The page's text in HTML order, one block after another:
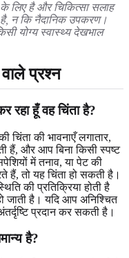
लिए है और चिकित्सा सलाह
है, न कि नैदानिक उपकरण।
योग्य स्वास्थ्य देखभाल
प्रश्न
हूँ वह चिंता है?
चिंता की भावनाएँ लगातार,
हैं, और आप बिना किसी स्पष्ट
में तनाव, या पेट की
हैं, तो यह चिंता हो सकती है।
की प्रतिक्रिया होती है
जाती है। यदि आप अनिश्चित
प्रदान कर सकती है।
है?